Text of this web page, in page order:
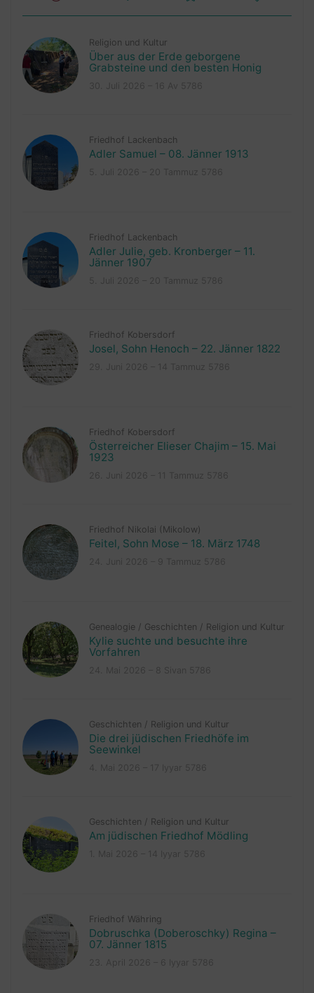
Religion und Kultur
Über aus der Erde geborgene
Grabsteine und den besten Honig
Friedhof Lackenbach
Adler Samuel – 08. Jänner 1913
Friedhof Lackenbach
Adler Julie, geb. Kronberger – 11.
Jänner 1907
Friedhof Kobersdorf
Josel, Sohn Henoch – 22. Jänner 1822
Friedhof Kobersdorf
Österreicher Elieser Chajim – 15. Mai
1923
Friedhof Nikolai (Mikolow)
Feitel, Sohn Mose – 18. März 1748
Genealogie / Geschichten / Religion und Kultur
Kylie suchte und besuchte ihre
Vorfahren
Geschichten / Religion und Kultur
Die drei jüdischen Friedhöfe im
Seewinkel
Geschichten / Religion und Kultur
Am jüdischen Friedhof Mödling
Friedhof Währing
Dobruschka (Doberoschky) Regina –
07. Jänner 1815